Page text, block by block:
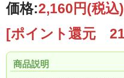
価格:2,160円(税込)
[ポイント還元
商品説明